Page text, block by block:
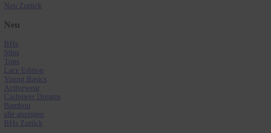
Neu Zurück
Neu
BHs
Slips
Tops
Lace Edition
Young Basics
Activewear
Cashmere Dreams
Bambou
alle anzeigen
BHs Zurück